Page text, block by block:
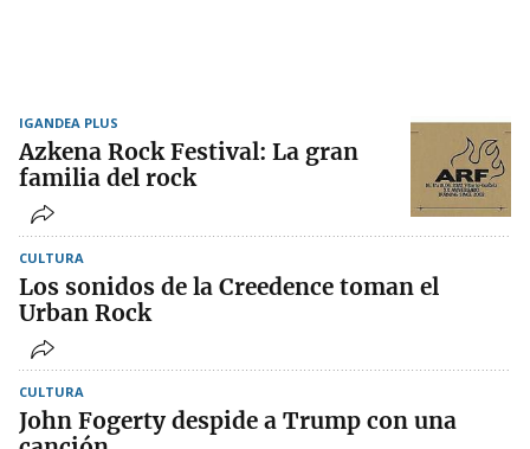
IGANDEA PLUS
Azkena Rock Festival: La gran
familia del rock
CULTURA
Los sonidos de la Creedence toman el
Urban Rock
CULTURA
John Fogerty despide a Trump con una